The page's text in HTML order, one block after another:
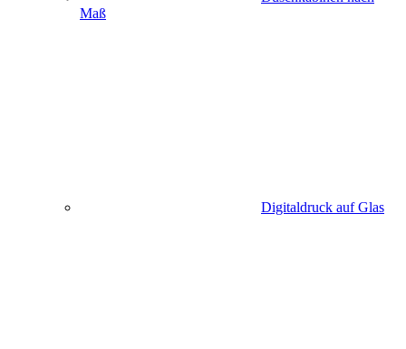
Maß
Digitaldruck auf Glas